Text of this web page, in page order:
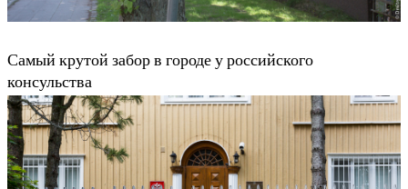
Самый крутой забор в городе у российского
консульства